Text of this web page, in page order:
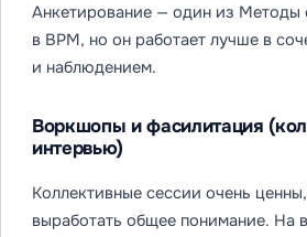
Анкетирование — один из
в BPM, но он работает лучше в
и наблюдением.
Воркшопы и фасилитация
интервью)
Коллективные сессии очень
выработать общее понимание. На